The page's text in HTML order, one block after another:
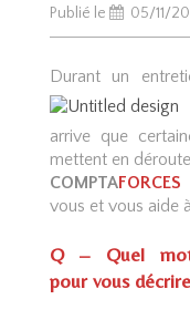
Publié le 05/11/
Durant un
arrive que
mettent en
COMPTAFORCES
vous et vous aide
Q – Quel mot
pour vous